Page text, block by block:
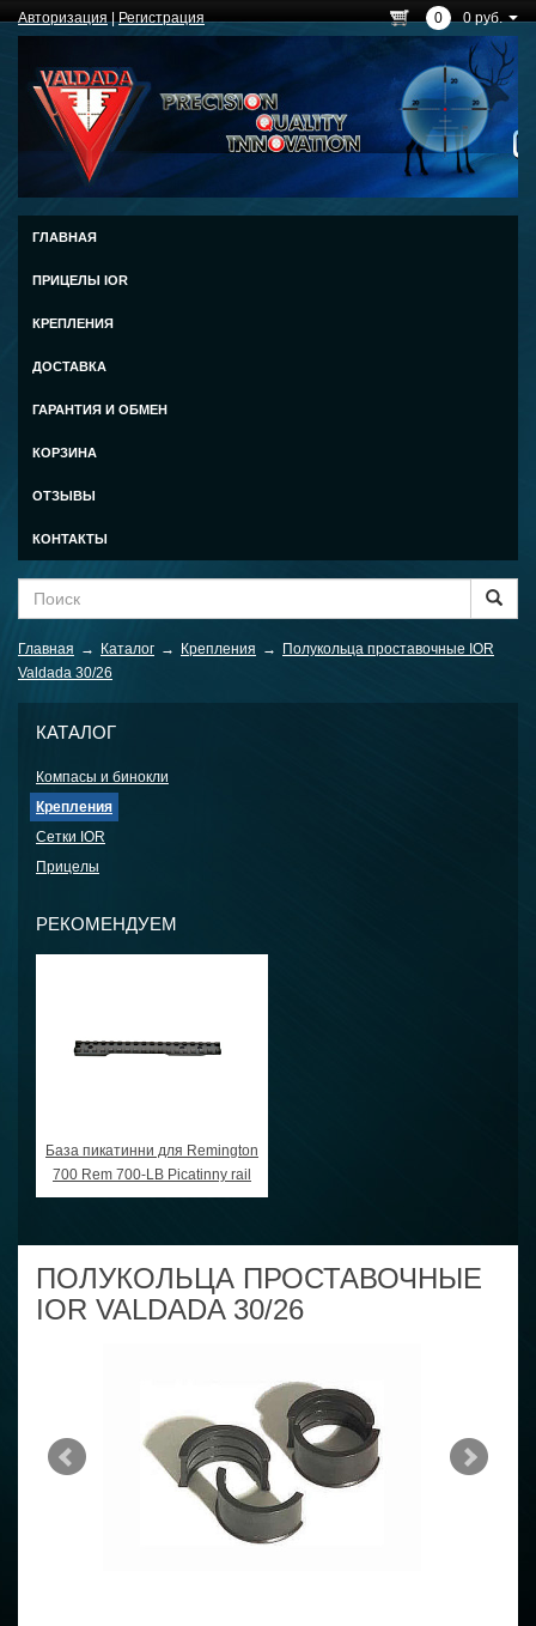
Авторизация|Регистрация 0 0 руб.
ГЛАВНАЯ
ПРИЦЕЛЫ IOR
КРЕПЛЕНИЯ
ДОСТАВКА
ГАРАНТИЯ И ОБМЕН
КОРЗИНА
ОТЗЫВЫ
КОНТАКТЫ
Главная → Каталог → Крепления →
Полукольца проставочные IOR
Valdada 30/26
КАТАЛОГ
Компасы и бинокли
Крепления
Сетки IOR
Прицелы
РЕКОМЕНДУЕМ
База пикатинни для Remington
700 Rem 700-LB Picatinny rail
ПОЛУКОЛЬЦА ПРОСТАВОЧНЫЕ
IOR VALDADA 30/26